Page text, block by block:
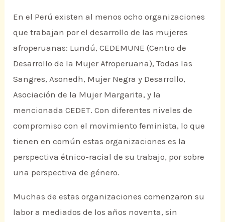
En el Perú existen al menos ocho organizaciones
que trabajan por el desarrollo de las mujeres
afroperuanas: Lundú, CEDEMUNE (Centro de
Desarrollo de la Mujer Afroperuana), Todas las
Sangres, Asonedh, Mujer Negra y Desarrollo,
Asociación de la Mujer Margarita, y la
mencionada CEDET. Con diferentes niveles de
compromiso con el movimiento feminista, lo que
tienen en común estas organizaciones es la
perspectiva étnico-racial de su trabajo, por sobre
una perspectiva de género.
Muchas de estas organizaciones comenzaron su
labor a mediados de los años noventa, sin